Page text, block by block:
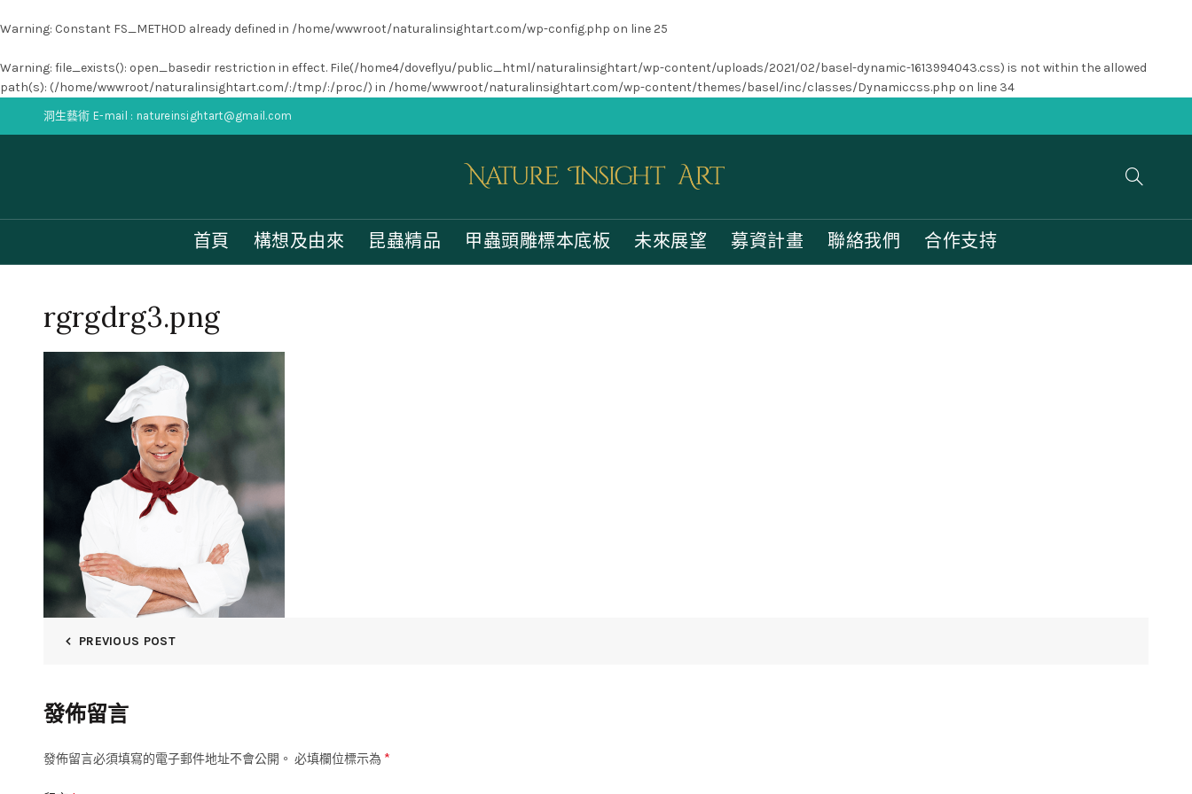
Warning: Constant FS_METHOD already defined in /home/wwwroot/naturalinsightart.com/wp-config.php on line25
Warning: file_exists(): open_basedir restriction in effect. File(/home4/doveflyu/public_html/naturalinsightart/wp-content/uploads/2021/02/basel-dynamic-1613994043.css) is not within the allowed
path(s): (/home/wwwroot/naturalinsightart.com/:/tmp/:/proc/) in /home/wwwroot/naturalinsightart.com/wp-content/themes/basel/inc/classes/Dynamiccss.php on line 34
洞生藝術 E-mail : natureinsightart@gmail.com
首頁 構想及由來 昆蟲精品 甲蟲頭雕標本底板 未來展望 募資計畫 聯絡我們 合作支持
rgrgdrg3.png
PREVIOUS POST
發佈留言
發佈留言必須填寫的電子郵件地址不會公開。 必填欄位標示為 *